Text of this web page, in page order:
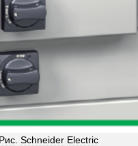
Рис Schneider Electric